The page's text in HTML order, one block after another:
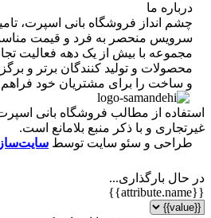
ما
انداز فروشگاه‌ بانی اسپرت، تامین
منحصر به فرد و قیمت مناسب
با بیش از یک دهه فعالیت تجاری،
و تولید کنندگان برتر و برگزیده
را برای مشتریان خود فراهم
از مطالب فروشگاه بانی اسپرت
و با ذکر منبع بلامانع است.
و سئو سایت توسطسایت‌ساز بساز
بارگذاری...